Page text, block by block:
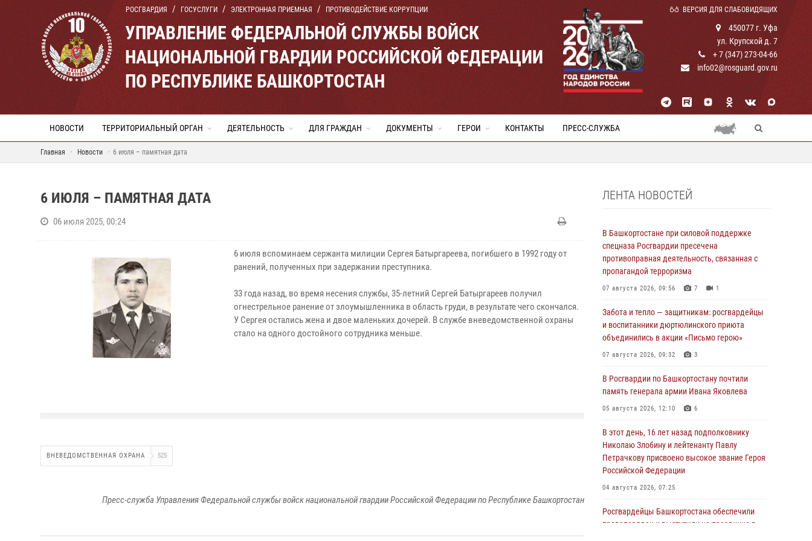
РОСГВАРДИЯ ГОСУСЛУГИ ЭЛЕКТРОННАЯ ПРИЕМНАЯ ПРОТИВОДЕЙСТВИЕ КОРРУПЦИИ ВЕРСИЯ ДЛЯ СЛАБОВИДЯЩИХ
УПРАВЛЕНИЕ ФЕДЕРАЛЬНОЙ СЛУЖБЫ ВОЙСК
НАЦИОНАЛЬНОЙ ГВАРДИИ РОССИЙСКОЙ ФЕДЕРАЦИИ
ПО РЕСПУБЛИКЕ БАШКОРТОСТАН
450077 г. Уфа
ул. Крупской д. 7
+ 7 (347) 273-04-66
info02@rosguard.gov.ru
НОВОСТИ ТЕРРИТОРИАЛЬНЫЙ ОРГАН ДЕЯТЕЛЬНОСТЬ ДЛЯ ГРАЖДАН ДОКУМЕНТЫ ГЕРОИ КОНТАКТЫ ПРЕСС-СЛУЖБА
Главная Новости 6 июля – памятная дата
6 ИЮЛЯ – ПАМЯТНАЯ ДАТА
06 июля 2025, 00:24
6 июля вспоминаем сержанта милиции Сергея Батыргареева, погибшего в 1992 году от
ранений, полученных при задержании преступника.
33 года назад, во время несения службы, 35-летний Сергей Батыргареев получил
огнестрельное ранение от злоумышленника в область груди, в результате чего скончался.
У Сергея остались жена и двое маленьких дочерей. В службе вневедомственной охраны
стало на одного достойного сотрудника меньше.
ВНЕВЕДОМСТВЕННАЯ ОХРАНА 525
Пресс-служба Управления Федеральной службы войск национальной гвардии Российской Федерации по Республике Башкортостан
ЛЕНТА НОВОСТЕЙ
В Башкортостане при силовой поддержке
спецназа Росгвардии пресечена
противоправная деятельность, связанная с
пропагандой терроризма
07 августа 2026, 09:56 7 1
Забота и тепло — защитникам: росгвардейцы
и воспитанники дюртюлинского приюта
объединились в акции «Письмо герою»
07 августа 2026, 09:32 3
В Росгвардии по Башкортостану почтили
память генерала армии Ивана Яковлева
05 августа 2026, 12:10 6
В этот день, 16 лет назад подполковнику
Николаю Злобину и лейтенанту Павлу
Петрачкову присвоено высокое звание Героя
Российской Федерации
04 августа 2026, 07:25
Росгвардейцы Башкортостана обеспечили
правопорядок и выступили на празднике в